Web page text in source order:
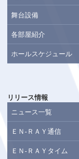
舞台設備
各部屋紹介
ホールスケジュール
リリース情報
ニュース一覧
ＥＮ-ＲＡＹ通信
ＥＮ-ＲＡＹタイム